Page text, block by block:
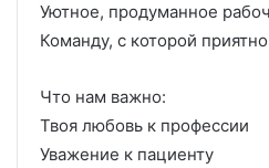
Уютное, продуманное
Команду, с которой
Что нам важно:
Твоя любовь к профессии
Уважение к пациенту